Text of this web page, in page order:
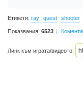
Етикети: ray quest shooter
Показвания: 6523
Линк към играта/видеото: